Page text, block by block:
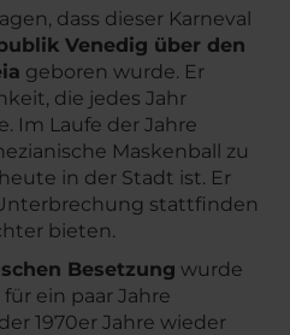
dass dieser Karneval
Venedig über den
geboren wurde. Er
die jedes Jahr
Im Laufe der Jahre
Maskenball zu
in der Stadt ist. Er
stattfinden
bieten.
Besetzung wurde
ein paar Jahre
1970er Jahre wieder